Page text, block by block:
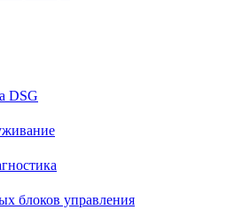
DSG
блоков управления